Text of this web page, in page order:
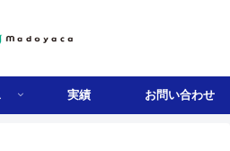
実績 お問い合わせ